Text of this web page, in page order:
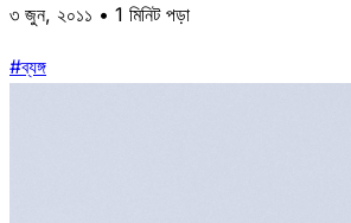
৩ জুন, ২০১১ • 1 মিনিট পড়া
#ব্যঙ্গ